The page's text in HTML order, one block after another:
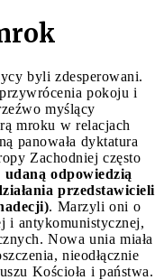
byli zdesperowani.
pokoju i
myślący
mroku w relacjach
panowała dyktatura
Zachodniej często
odpowiedzią
przedstawicieli
. Marzyli oni o
i antykomunistycznej,
Nowa unia miała
nieodłącznie
Kościoła i państwa.